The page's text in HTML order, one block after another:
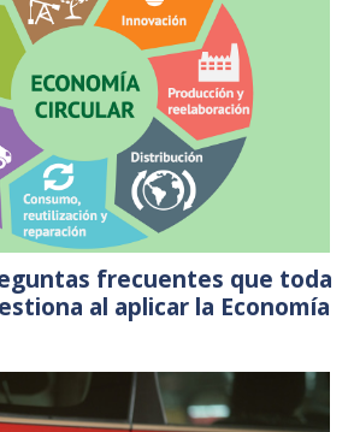
frecuentes que toda
al aplicar la Economía